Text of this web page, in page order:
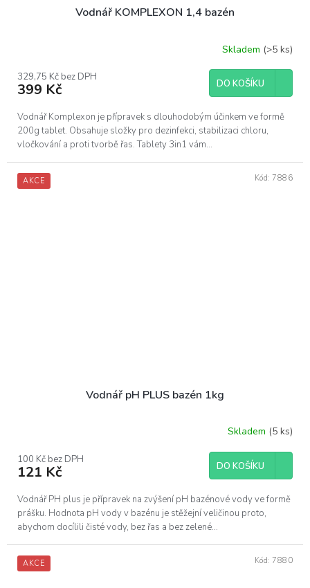
Vodnář KOMPLEXON 1,4 bazén
Skladem (>5 ks)
329,75 Kč bez DPH
399 Kč DO KOŠÍKU
Vodnář Komplexon je přípravek s dlouhodobým účinkem ve formě
200g tablet. Obsahuje složky pro dezinfekci, stabilizaci chloru,
vločkování a proti tvorbě řas. Tablety 3in1 vám...
AKCE
Vodnář pH PLUS bazén 1kg
Skladem (5 ks)
100 Kč bez DPH
121 Kč DO KOŠÍKU
Vodnář PH plus je přípravek na zvýšení pH bazénové vody ve formě
prášku. Hodnota pH vody v bazénu je stěžejní veličinou proto,
abychom docílili čisté vody, bez řas a bez zelené...
Kód: 7886
AKCE Kód: 7880